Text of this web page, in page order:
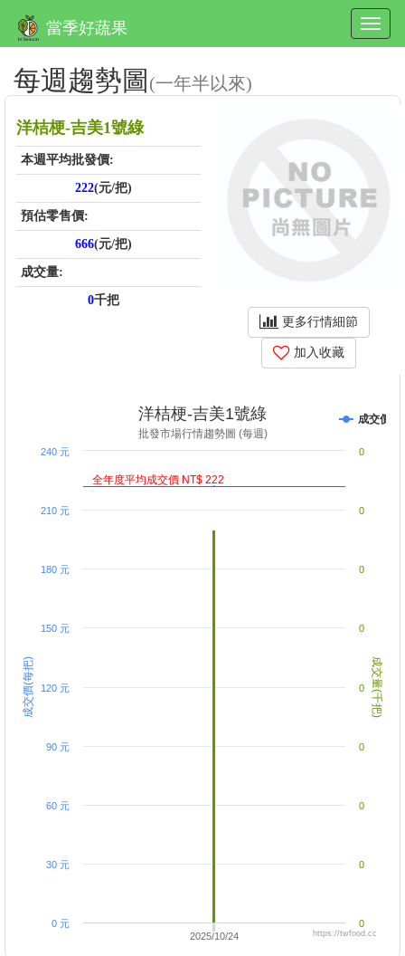
當季好蔬果
每週趨勢圖 (一年半以來)
洋桔梗-吉美1號綠
本週平均批發價:
222(元/把)
預估零售價:
666(元/把)
成交量:
0千把
更多行情細節
加入收藏
成交價(每把) 成交量(千把)
洋桔梗-吉美1號綠
批發市場行情趨勢圖 (每週)
成交價
2025/10/24
0 元
30 元
60 元
90 元
120 元
150 元
180 元
210 元
240 元
0
0
0
0
0
0
0
0
0
https://twfood.cc
全年度平均成交價 NT$ 222